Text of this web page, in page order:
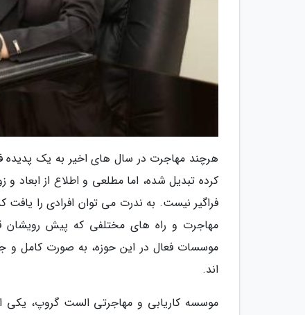
هرچند مهاجرت در سال های اخیر به یک پدیده
کرده تبدیل شده، اما مطلعی و اطلاع از ابعاد و
فراگیر نیست. به ندرت می توان افرادی را یافت
مهاجرت و راه های مختلفی که پیش رویشان
موسسات فعال در این حوزه، به صورت کامل و
اند.
موسسه کاریابی و مهاجرتی الست گروپ، یکی